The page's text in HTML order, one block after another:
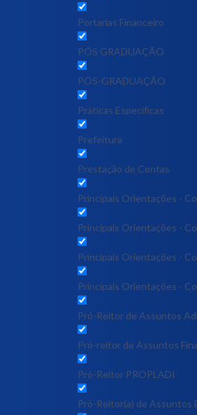
Portarias Financeiro
PÓS GRADUAÇÃO
PÓS-GRADUAÇÃO
Práticas Específicas
Prefeitura
Prestação de Contas
Principais Orientações -
Principais Orientações -
Principais Orientações -
Principais Orientações -
Pró-Reitor de Assuntos
Pró-reitor de Assuntos
Pró-Reitor PROPLADI
Pró-Reitor(a) de Assuntos